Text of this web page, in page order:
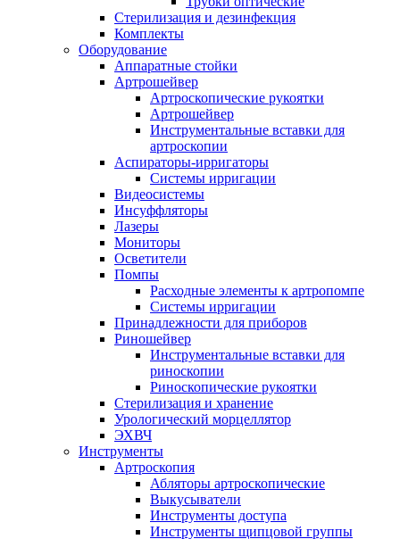
Стерилизация и дезинфекция
Комплекты
Оборудование
Аппаратные стойки
Артрошейвер
Артроскопические рукоятки
Артрошейвер
Инструментальные вставки для
артроскопии
Аспираторы-ирригаторы
Системы ирригации
Видеосистемы
Инсуффляторы
Лазеры
Мониторы
Осветители
Помпы
Расходные элементы к артропомпе
Системы ирригации
Принадлежности для приборов
Риношейвер
Инструментальные вставки для
риноскопии
Риноскопические рукоятки
Стерилизация и хранение
Урологический морцеллятор
ЭХВЧ
Инструменты
Артроскопия
Абляторы артроскопические
Выкусыватели
Инструменты доступа
Инструменты щипцовой группы